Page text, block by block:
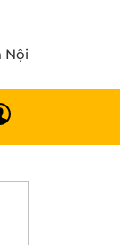
Nội